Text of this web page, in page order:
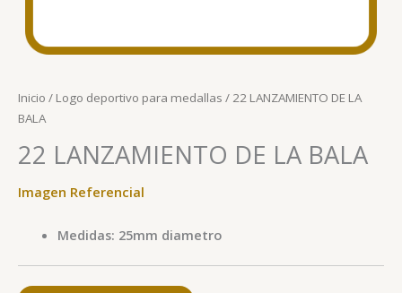
Inicio / Logo deportivo para medallas / 22 LANZAMIENTO DE LA
BALA
22 LANZAMIENTO DE LA BALA
Imagen Referencial
Medidas: 25mm diametro